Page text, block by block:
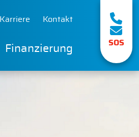
Karriere Kontakt
Finanzierung
SOS